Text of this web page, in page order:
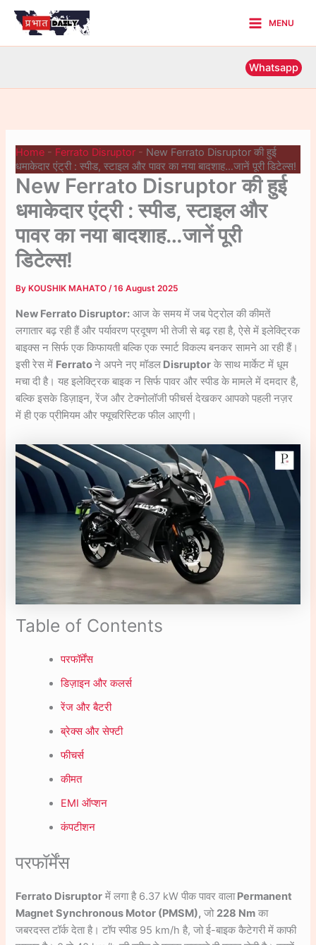
Skip
Menu
MENU
Whatsapp
Home - Ferrato Disruptor - New Ferrato Disruptor की हुई
धमाकेदार एंट्री : स्पीड, स्टाइल और पावर का नया बादशाह…जानें पूरी डिटेल्स!
New Ferrato Disruptor की हुई
धमाकेदार एंट्री : स्पीड, स्टाइल और
पावर का नया बादशाह…जानें पूरी
डिटेल्स!
By KOUSHIK MAHATO/16 August 2025
New Ferrato Disruptor: आज के समय में जब पेट्रोल की कीमतें
लगातार बढ़ रही हैं और पर्यावरण प्रदूषण भी तेजी से बढ़ रहा है, ऐसे में इलेक्ट्रिक
बाइक्स न सिर्फ एक किफायती बल्कि एक स्मार्ट विकल्प बनकर सामने आ रही हैं।
इसी रेस में Ferratoने अपने नए मॉडल Disruptor के साथ मार्केट में धूम
मचा दी है। यह इलेक्ट्रिक बाइक न सिर्फ पावर और स्पीड के मामले में दमदार है,
बल्कि इसके डिज़ाइन, रेंज और टेक्नोलॉजी फीचर्स देखकर आपको पहली नज़र
में ही एक प्रीमियम और फ्यूचरिस्टिक फील आएगी।
Table of Contents
परफॉर्मेंस
डिज़ाइन और कलर्स
रेंज और बैटरी
ब्रेक्स और सेफ्टी
फीचर्स
कीमत
EMI ऑप्शन
कंपटीशन
परफॉर्मेंस
Ferrato Disruptor में लगा है 6.37 kW पीक पावर वालाPermanent
Magnet Synchronous Motor (PMSM), जो 228 Nm का
जबरदस्त टॉर्क देता है। टॉप स्पीड 95 km/h है, जो ई-बाइक कैटेगरी में काफी